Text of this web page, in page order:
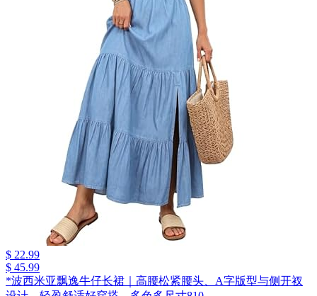
$ 22.99
$ 45.99
*波西米亚飘逸牛仔长裙｜高腰松紧腰头、A字版型与侧开衩